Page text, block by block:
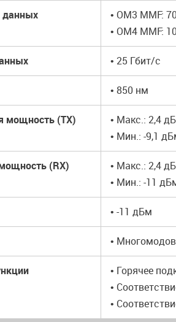
данных
• OM3 MMF:
• OM4 MMF:
• 25 Гбит/с
• 850 нм
мощность (TX)
• Макс.: 2,4
• Мин.: -9,1
(RX)
• Макс.: 2,4
• Мин.: -11
• -11 дБм
•
• Горячее
•
•